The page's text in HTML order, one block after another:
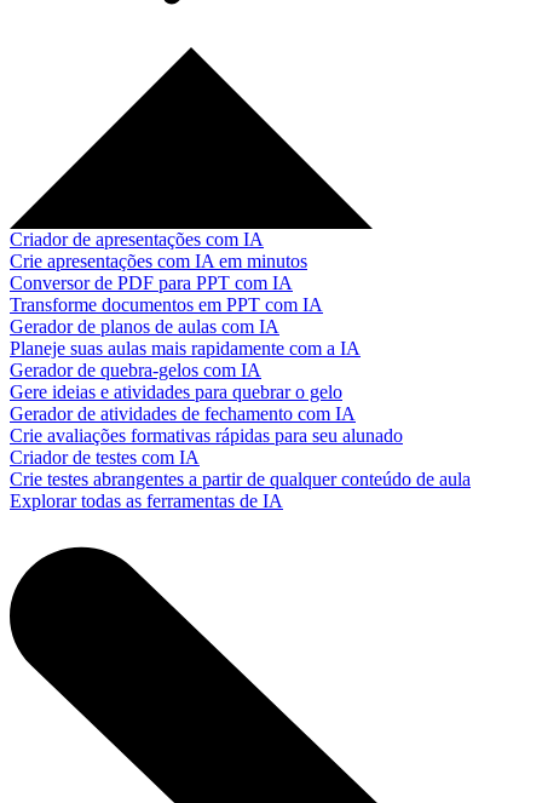
Criador de apresentações com IA
Crie apresentações com IA em minutos
Conversor de PDF para PPT com IA
Transforme documentos em PPT com IA
Gerador de planos de aulas com IA
Planeje suas aulas mais rapidamente com a IA
Gerador de quebra-gelos com IA
Gere ideias e atividades para quebrar o gelo
Gerador de atividades de fechamento com IA
Crie avaliações formativas rápidas para seu alunado
Criador de testes com IA
Crie testes abrangentes a partir de qualquer conteúdo de aula
Explorar todas as ferramentas de IA